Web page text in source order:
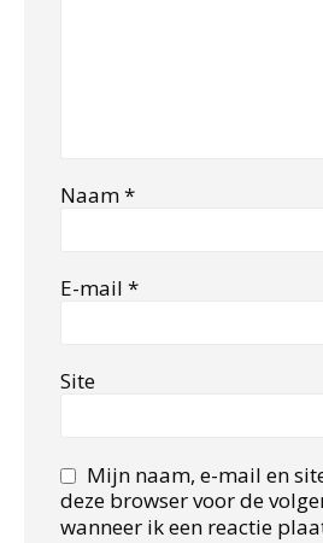
Naam*
E-mail *
Site
Mijn naam, e-mail en
deze browser voor de
wanneer ik een reactie